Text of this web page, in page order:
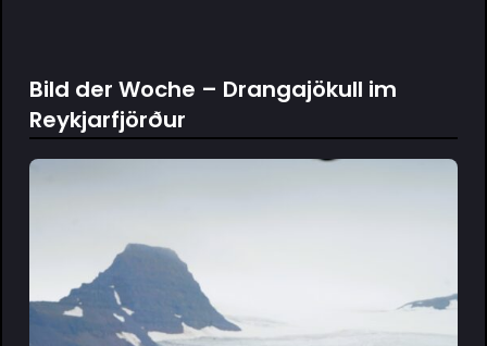
Bild der Woche – Drangajökull im
Reykjarfjörður